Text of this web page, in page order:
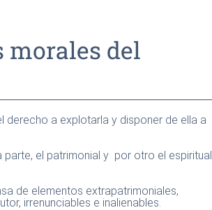
morales del
derecho a explotarla y disponer de ella a
parte, el patrimonial y por otro el espiritual
de elementos extrapatrimoniales,
irrenunciables e inalienables.